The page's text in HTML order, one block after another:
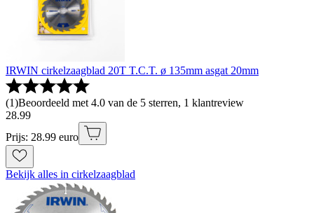
IRWIN cirkelzaagblad 20T T.C.T. ø 135mm asgat 20mm
(1)Beoordeeld met 4.0 van de 5 sterren, 1 klantreview
28.99
Prijs: 28.99 euro
Bekijk alles in cirkelzaagblad